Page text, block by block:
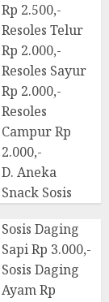
Rp 2.500,-
Resoles Telur
Rp 2.000,-
Resoles Sayur
Rp 2.000,-
Resoles
Campur Rp
2.000,-
D. Aneka
Snack Sosis
Sosis Daging
Sapi Rp 3.000,-
Sosis Daging
Ayam Rp